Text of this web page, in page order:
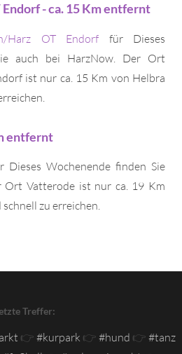
- ca. 15 Km entfernt
Harz OT Endorf für Dieses
auch bei HarzNow. Der Ort
ist nur ca. 15 Km von Helbra
entfernt
Dieses Wochenende finden Sie
Ort Vatterode ist nur ca. 19 Km
zu erreichen.
Treffer:
👉 #kurpark 👉 #hund 👉 #tanz